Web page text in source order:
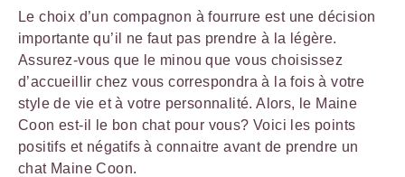
Le choix d’un compagnon à fourrure est une décision
importante qu’il ne faut pas prendre à la légère.
Assurez-vous que le minou que vous choisissez
d’accueillir chez vous correspondra à la fois à votre
style de vie et à votre personnalité. Alors, le Maine
Coon est-il le bon chat pour vous? Voici les points
positifs et négatifs à connaitre avant de prendre un
chat Maine Coon.